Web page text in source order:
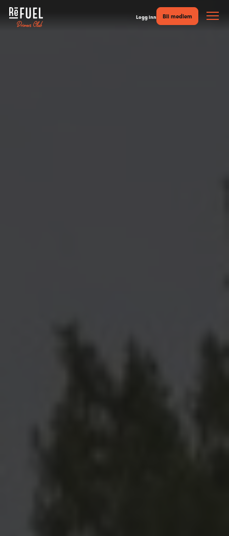
Logg inn Bli medlem